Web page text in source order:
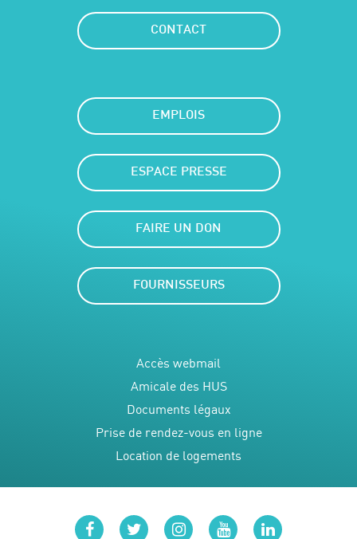
CONTACT
EMPLOIS
ESPACE PRESSE
FAIRE UN DON
FOURNISSEURS
Accès webmail
Amicale des HUS
Documents légaux
Prise de rendez-vous en ligne
Location de logements
facebooktwitterinstagram
youtubelinkedin